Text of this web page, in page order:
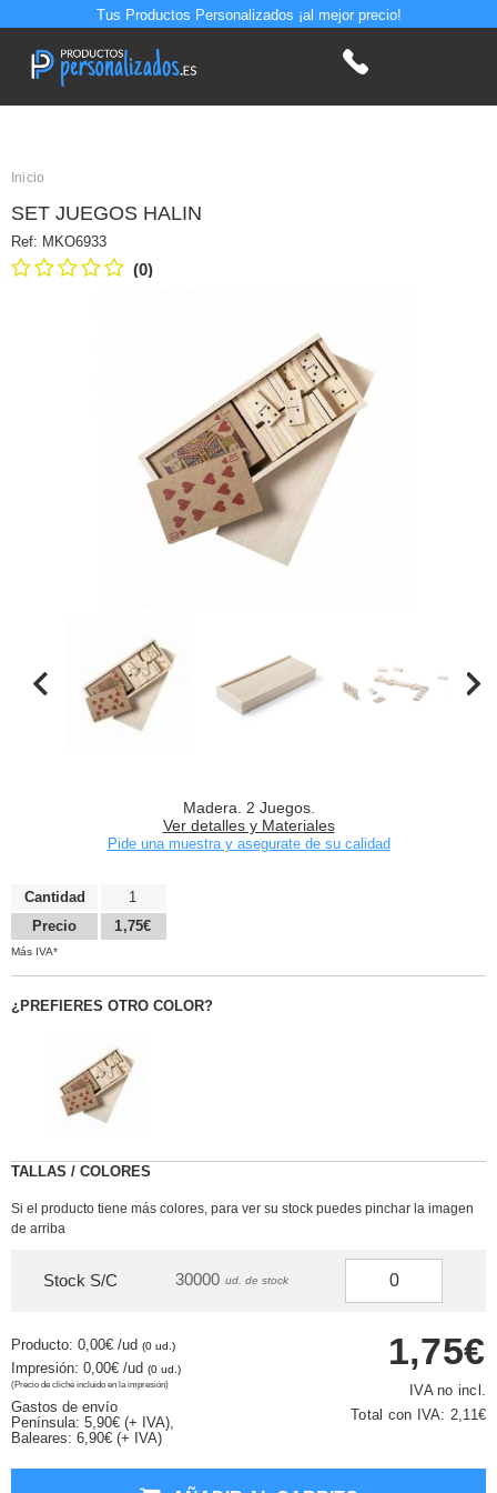
Tus Productos Personalizados ¡al mejor precio!
Inicio
SET JUEGOS HALIN
Ref: MKO6933
(0)
Madera. 2 Juegos.
Ver detalles y Materiales
Pide una muestra y asegurate de su calidad
Cantidad
Precio
1
1,75€
Más IVA*
¿PREFIERES OTRO COLOR?
TALLAS / COLORES
Si el producto tiene más colores, para ver su stock puedes pinchar la imagen
de arriba
Stock S/C 30000 ud. de stock
Producto: 0,00€ /ud (0 ud.)
Impresión: 0,00€ /ud (0 ud.)
(Precio de cliché incluido en la impresión)
Gastos de envío
Península: 5,90€ (+ IVA),
Baleares: 6,90€ (+ IVA)
1,75€
IVA no incl.
Total con IVA: 2,11€